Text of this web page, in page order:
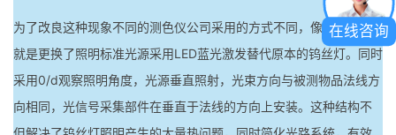
为了改良这种现象不同的测色仪公司采用的方式不同，像是三恩驰
就是更换了照明标准光源采用LED蓝光激发替代原本的钨丝灯。同时
采用0/d观察照明角度，光源垂直照射，光束方向与被测物品法线方
向相同，光信号采集部件在垂直于法线的方向上安装。这种结构不
在线咨询